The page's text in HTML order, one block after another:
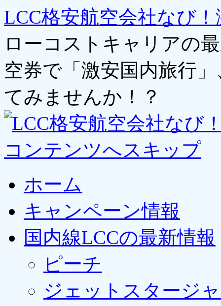
LCC格安航空会社なび
ローコストキャリアの
空券で「激安国内旅行
てみませんか！？
コンテンツへスキップ
ホーム
キャンペーン情報
国内線LCCの最新情報
ピーチ
ジェットスタージ